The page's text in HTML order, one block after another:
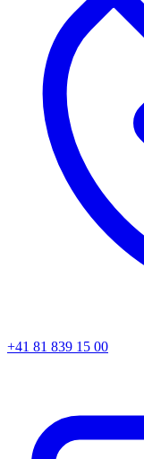
+41 81 839 15 00